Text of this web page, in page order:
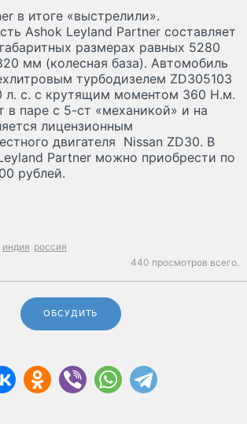
в итоге «выстрелили».
Ashok Leyland Partner составляет
размерах равных 5280
мм (колесная база). Автомобиль
турбодизелем ZD305103
л. с. с крутящим моментом 360 Н.м.
в паре с 5-ст «механикой» и на
лицензионным
двигателя Nissan ZD30. В
Partner можно приобрести по
рублей.
индия россия
440 просмотров всего.
ОБСУДИТЬ